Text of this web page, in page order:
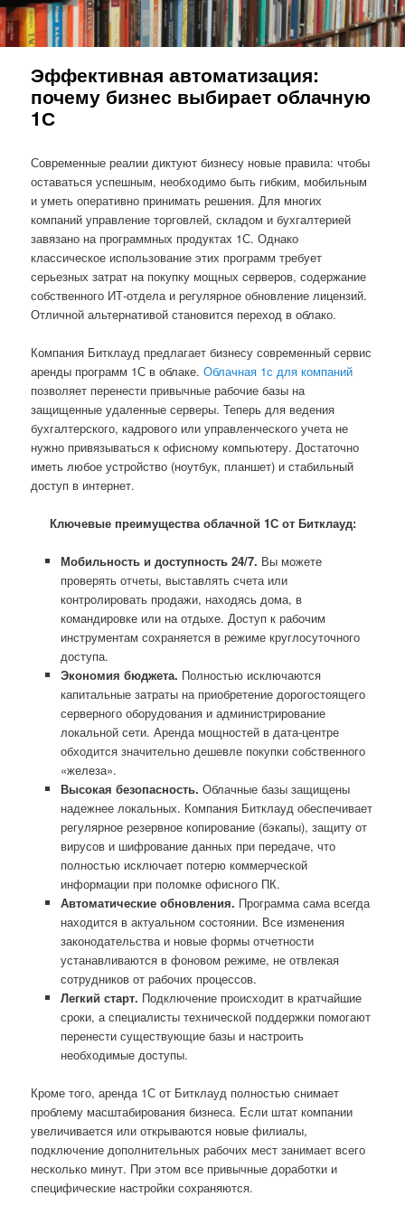
Эффективная автоматизация:
почему бизнес выбирает облачную
1С
Современные реалии диктуют бизнесу новые правила: чтобы
оставаться успешным, необходимо быть гибким, мобильным
и уметь оперативно принимать решения. Для многих
компаний управление торговлей, складом и бухгалтерией
завязано на программных продуктах 1С. Однако
классическое использование этих программ требует
серьезных затрат на покупку мощных серверов, содержание
собственного ИТ-отдела и регулярное обновление лицензий.
Отличной альтернативой становится переход в облако.
Компания Битклауд предлагает бизнесу современный сервис
аренды программ 1С в облаке.Облачная 1с для компаний
позволяет перенести привычные рабочие базы на
защищенные удаленные серверы. Теперь для ведения
бухгалтерского, кадрового или управленческого учета не
нужно привязываться к офисному компьютеру. Достаточно
иметь любое устройство (ноутбук, планшет) и стабильный
доступ в интернет.
Ключевые преимущества облачной 1С от Битклауд:
Мобильность и доступность 24/7. Вы можете
проверять отчеты, выставлять счета или
контролировать продажи, находясь дома, в
командировке или на отдыхе. Доступ к рабочим
инструментам сохраняется в режиме круглосуточного
доступа.
Экономия бюджета. Полностью исключаются
капитальные затраты на приобретение дорогостоящего
серверного оборудования и администрирование
локальной сети. Аренда мощностей в дата-центре
обходится значительно дешевле покупки собственного
«железа».
Высокая безопасность. Облачные базы защищены
надежнее локальных. Компания Битклауд обеспечивает
регулярное резервное копирование (бэкапы), защиту от
вирусов и шифрование данных при передаче, что
полностью исключает потерю коммерческой
информации при поломке офисного ПК.
Автоматические обновления. Программа сама всегда
находится в актуальном состоянии. Все изменения
законодательства и новые формы отчетности
устанавливаются в фоновом режиме, не отвлекая
сотрудников от рабочих процессов.
Легкий старт. Подключение происходит в кратчайшие
сроки, а специалисты технической поддержки помогают
перенести существующие базы и настроить
необходимые доступы.
Кроме того, аренда 1С от Битклауд полностью снимает
проблему масштабирования бизнеса. Если штат компании
увеличивается или открываются новые филиалы,
подключение дополнительных рабочих мест занимает всего
несколько минут. При этом все привычные доработки и
специфические настройки сохраняются.